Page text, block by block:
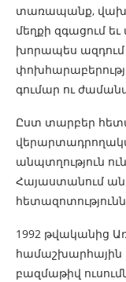
տառապանք, վախ,
մեղքի զգացում եւ
խորապես ազդում
գումար ու
Ըստ տարբեր
անպտղություն
Հայաստանում
1992 թվականից
համաշխարհային
բազմաթիվ